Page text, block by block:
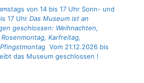
von 14 bis 17 Uhr Sonn- und
17 Uhr Das Museum ist an
geschlossen: Weihnachten,
Karfreitag,
Vom 21.12.2026 bis
das Museum geschlossen !